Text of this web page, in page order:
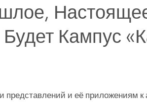
Кампус
и её приложениям к